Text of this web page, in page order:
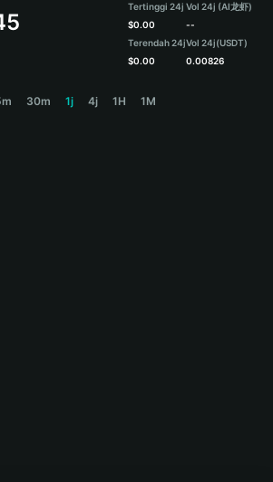
Tertinggi 24j
$0.00
Terendah 24j
$0.00
Vol 24j (AI龙虾)
--
Vol 24j(USDT)
0.00826
30m 1j 4j 1H 1M